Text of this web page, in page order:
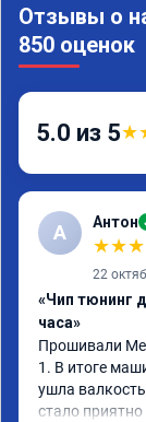
Отзывы о
850 оценок
5.0 из 5★
А Антон
★★★
22
«Чип тюнинг
часа»
Прошивали
1. В итоге
ушла
стало приятно